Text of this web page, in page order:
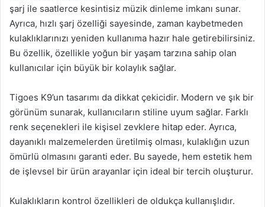
şarj ile saatlerce kesintisiz müzik dinleme imkanı sunar.
Ayrıca, hızlı şarj özelliği sayesinde, zaman kaybetmeden
kulaklıklarınızı yeniden kullanıma hazır hale getirebilirsiniz.
Bu özellik, özellikle yoğun bir yaşam tarzına sahip olan
kullanıcılar için büyük bir kolaylık sağlar.
Tigoes K9’un tasarımı da dikkat çekicidir. Modern ve şık bir
görünüm sunarak, kullanıcıların stiline uyum sağlar. Farklı
renk seçenekleri ile kişisel zevklere hitap eder. Ayrıca,
dayanıklı malzemelerden üretilmiş olması, kulaklığın uzun
ömürlü olmasını garanti eder. Bu sayede, hem estetik hem
de işlevsel bir ürün arayanlar için ideal bir tercih oluşturur.
Kulaklıkların kontrol özellikleri de oldukça kullanışlıdır.